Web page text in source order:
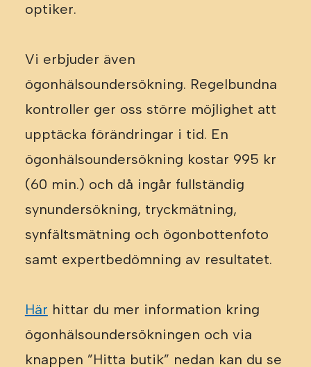
optiker.
Vi erbjuder även
ögonhälsoundersökning. Regelbundna
kontroller ger oss större möjlighet att
upptäcka förändringar i tid. En
ögonhälsoundersökning kostar 995 kr
(60 min.) och då ingår fullständig
synundersökning, tryckmätning,
synfältsmätning och ögonbottenfoto
samt expertbedömning av resultatet.
Här hittar du mer information kring
ögonhälsoundersökningen och via
knappen ”Hitta butik” nedan kan du se